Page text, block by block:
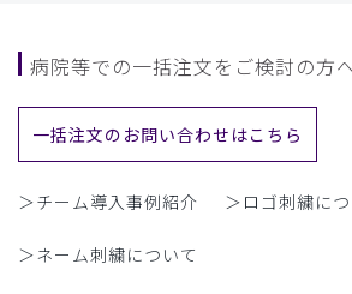
病院等での一括注文をご検討の方
一括注文のお問い合わせはこちら
＞チーム導入事例紹介 ＞ロゴ刺繍に
＞ネーム刺繍について